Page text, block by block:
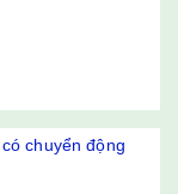
chuyển động